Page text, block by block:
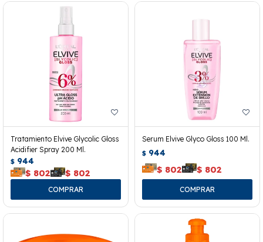
Tratamiento Elvive Glycolic Gloss
Acidifier Spray 200 Ml.
$ 944
$ 802 $ 802
Serum Elvive Glyco Gloss 100 Ml.
$ 944
$ 802 $ 802